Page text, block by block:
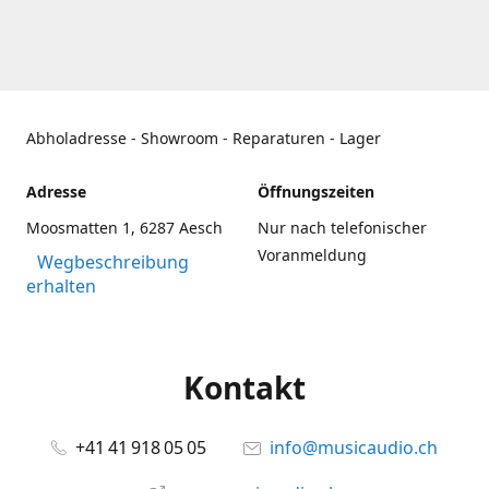
Abholadresse - Showroom - Reparaturen - Lager
Adresse
Moosmatten 1, 6287 Aesch
Wegbeschreibung
erhalten
Öffnungszeiten
Nur nach telefonischer
Voranmeldung
Kontakt
+41 41 918 05 05
info@musicaudio.ch